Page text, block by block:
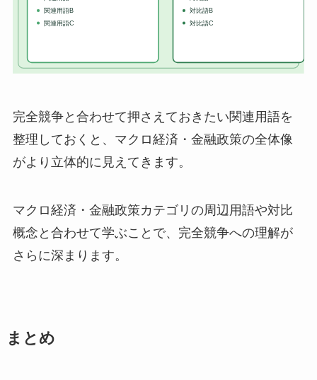
完全競争と合わせて押さえておきたい関連用語を
整理しておくと、マクロ経済・金融政策の全体像
がより立体的に見えてきます。
マクロ経済・金融政策カテゴリの周辺用語や対比
概念と合わせて学ぶことで、完全競争への理解が
さらに深まります。
まとめ